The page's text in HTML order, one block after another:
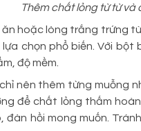
Thêm chất lỏng từ từ và
hoặc lòng trắng trứng
chọn phổ biến. Với
độ mềm.
nên thêm từng muỗng
để chất lỏng thấm
hồi mong muốn.